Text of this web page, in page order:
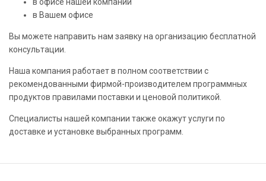
в Вашем офисе
Вы можете направить нам заявку на организацию бесплатной
консультации.
Наша компания работает в полном соответствии с
рекомендованными фирмой-производителем программных
продуктов правилами поставки и ценовой политикой.
Специалисты нашей компании также окажут услуги по
доставке и установке выбранных программ.